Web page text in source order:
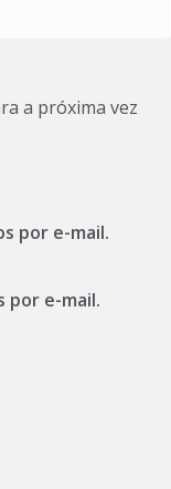
a próxima vez
por e-mail.
por e-mail.